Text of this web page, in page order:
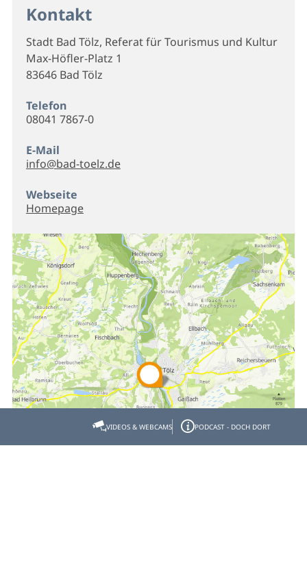
Kontakt
Stadt Bad Tölz, Referat für Tourismus und Kultur
Max-Höfler-Platz 1
83646 Bad Tölz
Telefon
08041 7867-0
E-Mail
info@bad-toelz.de
Webseite
Homepage
VIDEOS & WEBCAMS PODCAST - DOCH DORT